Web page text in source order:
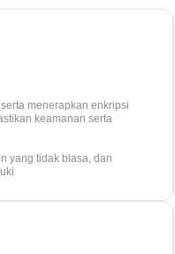
menerapkan enkripsi
keamanan serta
yang tidak biasa, dan